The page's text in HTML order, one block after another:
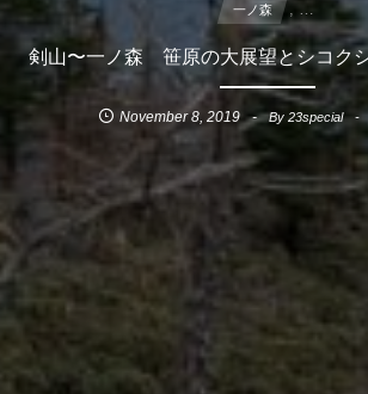
一ノ森 , …
剣山〜一ノ森 笹原の大展望とシコク
November 8, 2019 By 23special